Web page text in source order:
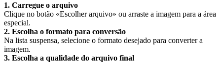
1. Carregue o arquivo
Clique no botão «Escolher arquivo» ou arraste a imagem para a área
especial.
2. Escolha o formato para conversão
Na lista suspensa, selecione o formato desejado para converter a
imagem.
3. Escolha a qualidade do arquivo final